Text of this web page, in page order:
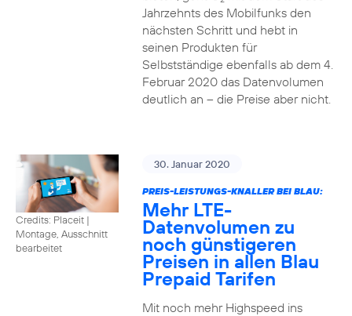
Jahrzehnts des Mobilfunks den
nächsten Schritt und hebt in
seinen Produkten für
Selbstständige ebenfalls ab dem 4.
Februar 2020 das Datenvolumen
deutlich an – die Preise aber nicht.
Credits: Placeit |
Montage, Ausschnitt
bearbeitet
30. Januar 2020
PREIS-LEISTUNGS-KNALLER BEI BLAU:
Mehr LTE-
Datenvolumen zu
noch günstigeren
Preisen in allen Blau
Prepaid Tarifen
Mit noch mehr Highspeed ins